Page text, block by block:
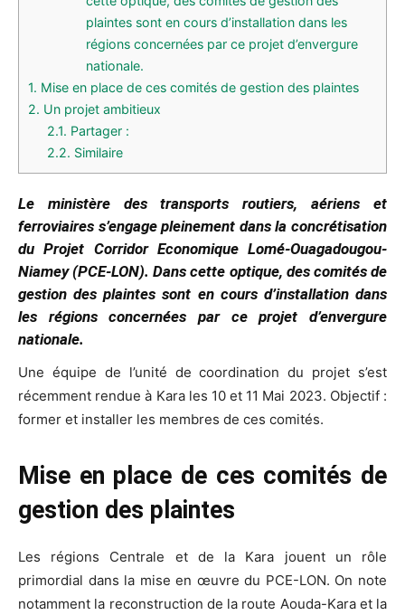
plaintes sont en cours d’installation dans les
régions concernées par ce projet d’envergure
nationale.
1. Mise en place de ces comités de gestion des plaintes
2. Un projet ambitieux
2.1. Partager :
2.2. Similaire
Le ministère des transports routiers, aériens et
ferroviaires s’engage pleinement dans la concrétisation
du Projet Corridor Economique Lomé-Ouagadougou-
Niamey (PCE-LON). Dans cette optique, des comités de
gestion des plaintes sont en cours d’installation dans
les régions concernées par ce projet d’envergure
nationale.
Une équipe de l’unité de coordination du projet s’est
récemment rendue à Kara les 10 et 11 Mai 2023. Objectif :
former et installer les membres de ces comités.
Mise en place de ces comités de
gestion des plaintes
Les régions Centrale et de la Kara jouent un rôle
primordial dans la mise en œuvre du PCE-LON. On note
notamment la reconstruction de la route Aouda-Kara et la